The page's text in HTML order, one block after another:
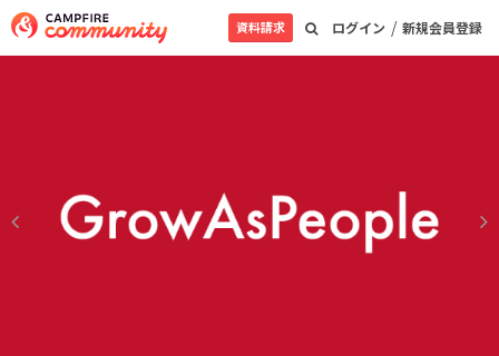
ログイン / 新規会員登録
資料請求